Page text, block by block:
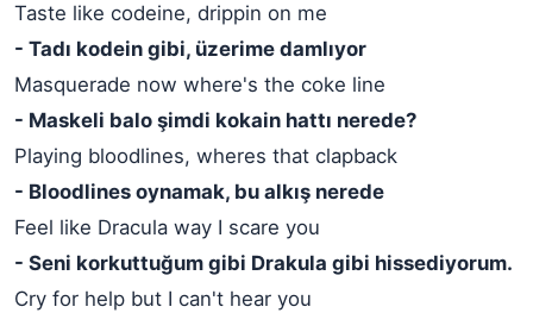
Taste like codeine, drippin on me
- Tadı kodein gibi, üzerime damlıyor
Masquerade now where's the coke line
- Maskeli balo şimdi kokain hattı nerede?
Playing bloodlines, wheres that clapback
- Bloodlines oynamak, bu alkış nerede
Feel like Dracula way I scare you
- Seni korkuttuğum gibi Drakula gibi hissediyorum.
Cry for help but I can't hear you